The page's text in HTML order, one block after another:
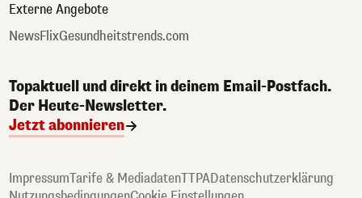
Externe Angebote
NewsFlixGesundheitstrends.com
Topaktuell und direkt in deinem Email-Postfach.
Der Heute-Newsletter.
Jetzt abonnieren
ImpressumTarife & MediadatenTTPADatenschutzerklärung